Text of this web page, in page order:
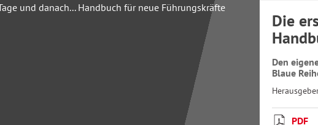
Die
Den
Blaue
PDF